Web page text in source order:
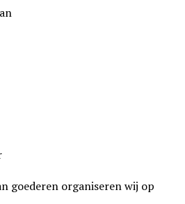
goederen organiseren wij op